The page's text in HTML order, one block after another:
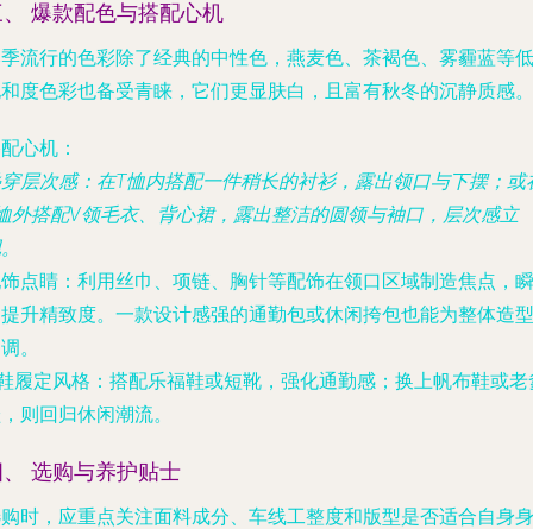
爆款配色与搭配心机
流行的色彩除了经典的中性色，燕麦色、茶褐色、雾霾蓝等低
度色彩也备受青睐，它们更显肤白，且富有秋冬的沉静质感。
心机 ：
层次感：在T恤内搭配一件稍长的衬衫，露出领口与下摆；或
外搭配V领毛衣、背心裙，露出整洁的圆领与袖口，层次感立
点睛 ：利用丝巾、项链、胸针等配饰在领口区域制造焦点，瞬
升精致度。一款设计感强的通勤包或休闲挎包也能为整体造型
。
履定风格 ：搭配乐福鞋或短靴，强化通勤感；换上帆布鞋或老
则回归休闲潮流。
选购与养护贴士
时，应重点关注面料成分、车线工整度和版型是否适合自身身